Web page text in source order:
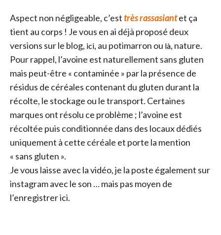
Aspect non négligeable, c’esttrès rassasiantet ça
tient au corps ! Je vous en ai déjà proposé deux
versions sur le blog, ici, au potimarron ou là, nature.
Pour rappel, l’avoine est naturellement sans gluten
mais peut-être « contaminée » par la présence de
résidus de céréales contenant du gluten durant la
récolte, le stockage ou le transport. Certaines
marques ont résolu ce problème ; l’avoine est
récoltée puis conditionnée dans des locaux dédiés
uniquement à cette céréale et porte la mention
« sans gluten ».
Je vous laisse avec la vidéo, je la poste également sur
instagram avec le son … mais pas moyen de
l’enregistrer ici.